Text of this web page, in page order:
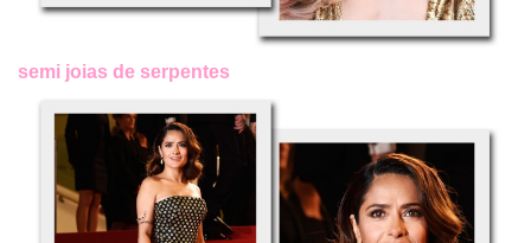
semi joias de serpentes